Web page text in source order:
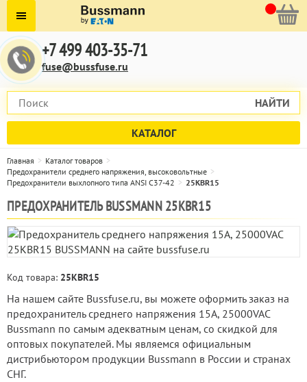
+7 499 403-35-71
fuse@bussfuse.ru
НАЙТИ
КАТАЛОГ
Главная
Каталог товаров
Предохранители среднего напряжения, высоковольтные
Предохранители выхлопного типа ANSI C37-42
25KBR15
ПРЕДОХРАНИТЕЛЬ BUSSMANN 25KBR15
Код товара: 25KBR15
На нашем сайте Bussfuse.ru, вы можете оформить заказ на
предохранитель среднего напряжения 15А, 25000VAC
Bussmann по самым адекватным ценам, со скидкой для
оптовых покупателей. Мы являемся официальным
дистрибьютором продукции Bussmann в России и странах
СНГ.